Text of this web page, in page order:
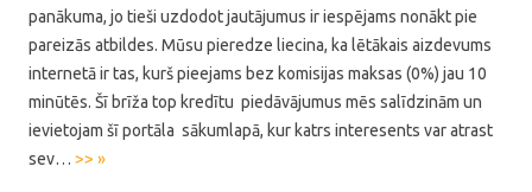
panākuma, jo tieši uzdodot jautājumus ir iespējams nonākt pie
pareizās atbildes. Mūsu pieredze liecina, ka lētākais aizdevums
internetā ir tas, kurš pieejams bez komisijas maksas (0%) jau 10
minūtēs. Šī brīža top kredītu piedāvājumus mēs salīdzinām un
ievietojam šī portāla sākumlapā, kur katrs interesents var atrast
sev… >> »